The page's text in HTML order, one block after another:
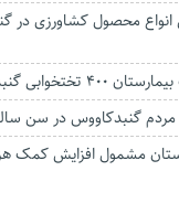
محصول کشاورزی در
واگذار شد.